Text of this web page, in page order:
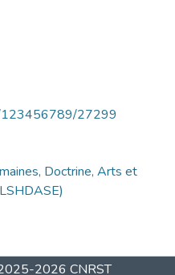
123456789/27299
Doctrine, Arts et
2026 CNRST